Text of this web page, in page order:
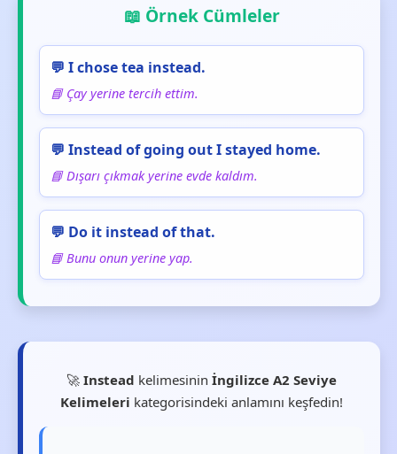
📖 Örnek Cümleler
💬 I chose tea instead.
📘 Çay yerine tercih ettim.
💬 Instead of going out I stayed home.
📘 Dışarı çıkmak yerine evde kaldım.
💬 Do it instead of that.
📘 Bunu onun yerine yap.
🚀Instead kelimesininİngilizce A2 Seviye
Kelimeleri kategorisindeki anlamını keşfedin!